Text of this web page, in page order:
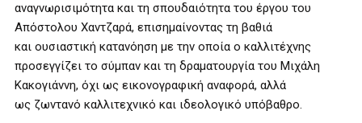
αναγνωρισιμότητα και τη σπουδαιότητα του έργου του
Απόστολου Χαντζαρά, επισημαίνοντας τη βαθιά
και ουσιαστική κατανόηση με την οποία ο καλλιτέχνης
προσεγγίζει το σύμπαν και τη δραματουργία του Μιχάλη
Κακογιάννη, όχι ως εικονογραφική αναφορά, αλλά
ως ζωντανό καλλιτεχνικό και ιδεολογικό υπόβαθρο.